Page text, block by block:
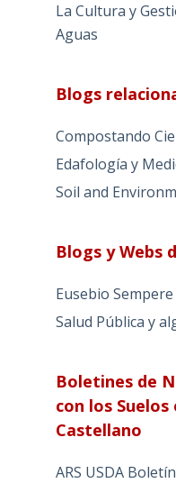
La Cultura y
Aguas
Blogs
Compostando
Edafología y
Soil and
Blogs y Webs
Eusebio
Salud Pública y
Boletines de
con los Suelos
Castellano
ARS USDA